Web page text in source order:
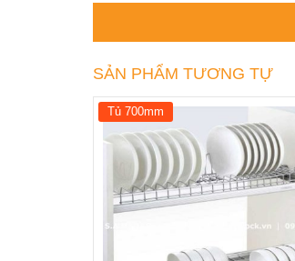
SẢN PHẨM TƯƠNG TỰ
Tủ 700mm